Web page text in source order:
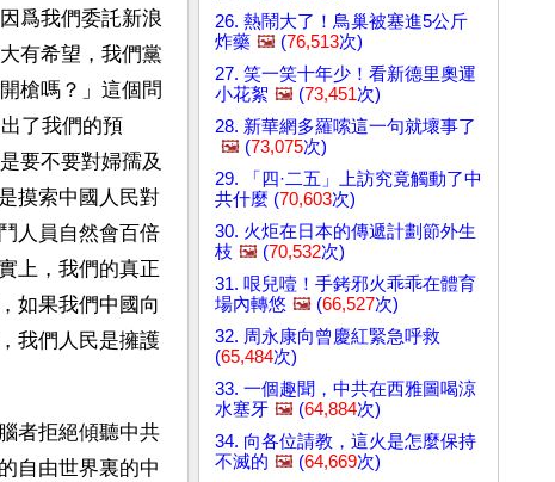
爲我們委託新浪
有希望，我們黨
槍嗎？」這個問
了我們的預
要不要對婦孺及
摸索中國人民對
人員自然會百倍
上，我們的真正
如果我們中國向
我們人民是擁護
者拒絕傾聽中共
自由世界裏的中
26. 熱鬧大了！鳥巢被塞進5公斤
炸藥 🖼️ (76,513次)
27. 笑一笑十年少！看新德里奧運
小花絮 🖼️ (73,451次)
28. 新華網多羅嗦這一句就壞事了
🖼️ (73,075次)
29. 「四·二五」上訪究竟觸動了中
共什麼 (70,603次)
30. 火炬在日本的傳遞計劃節外生
枝 🖼️ (70,532次)
31. 哏兒噎！手銬邪火乖乖在體育
場內轉悠 🖼️ (66,527次)
32. 周永康向曾慶紅緊急呼救
(65,484次)
33. 一個趣聞，中共在西雅圖喝涼
水塞牙 🖼️ (64,884次)
34. 向各位請教，這火是怎麼保持
不滅的 🖼️ (64,669次)